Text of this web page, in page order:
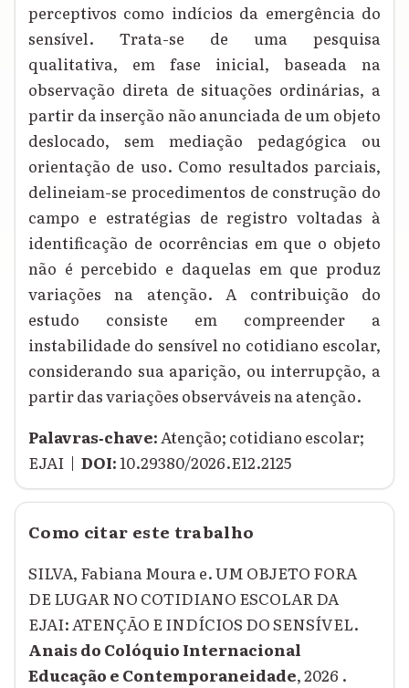
perceptivos como indícios da emergência do
sensível. Trata-se de uma pesquisa
qualitativa, em fase inicial, baseada na
observação direta de situações ordinárias, a
partir da inserção não anunciada de um objeto
deslocado, sem mediação pedagógica ou
orientação de uso. Como resultados parciais,
delineiam-se procedimentos de construção do
campo e estratégias de registro voltadas à
identificação de ocorrências em que o objeto
não é percebido e daquelas em que produz
variações na atenção. A contribuição do
estudo consiste em compreender a
instabilidade do sensível no cotidiano escolar,
considerando sua aparição, ou interrupção, a
partir das variações observáveis na atenção.
Palavras‑chave:Atenção; cotidiano escolar;
EJAI | DOI: 10.29380/2026.E12.2125
Como citar este trabalho
SILVA, Fabiana Moura e. UM OBJETO FORA
DE LUGAR NO COTIDIANO ESCOLAR DA
EJAI: ATENÇÃO E INDÍCIOS DO SENSÍVEL.
Anais do Colóquio Internacional
Educação e Contemporaneidade, 2026 .